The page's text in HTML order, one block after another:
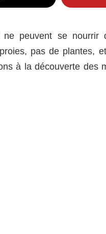
ne peuvent se nourrir
pas de plantes,
à la découverte des